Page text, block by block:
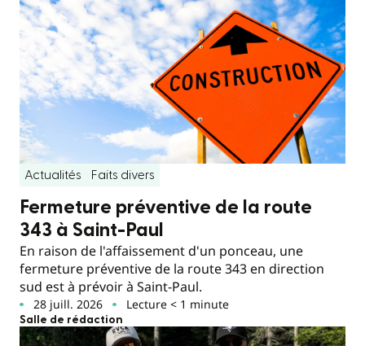
Actualités Faits divers
Fermeture préventive de la route
343 à Saint-Paul
En raison de l'affaissement d'un ponceau, une
fermeture préventive de la route 343 en direction
sud est à prévoir à Saint-Paul.
28 juill. 2026 Lecture < 1 minute
Salle de rédaction